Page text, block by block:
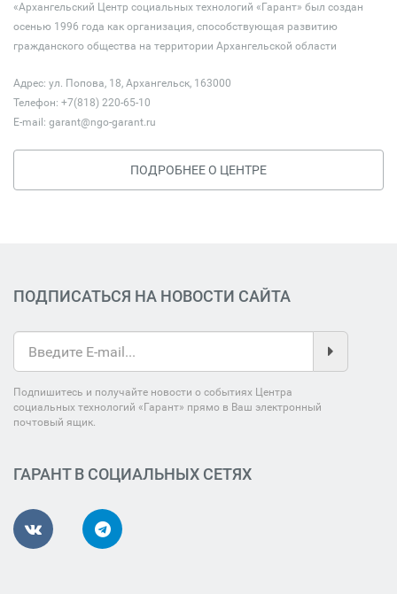
«Архангельский Центр социальных технологий «Гарант» был создан
осенью 1996 года как организация, способствующая развитию
гражданского общества на территории Архангельской области
Адрес: ул. Попова, 18, Архангельск, 163000
Телефон: +7(818) 220-65-10
E-mail: garant@ngo-garant.ru
ПОДРОБНЕЕ О ЦЕНТРЕ
ПОДПИСАТЬСЯ НА НОВОСТИ САЙТА
Подпишитесь и получайте новости о событиях Центра
социальных технологий «Гарант» прямо в Ваш электронный
почтовый ящик.
ГАРАНТ В СОЦИАЛЬНЫХ СЕТЯХ